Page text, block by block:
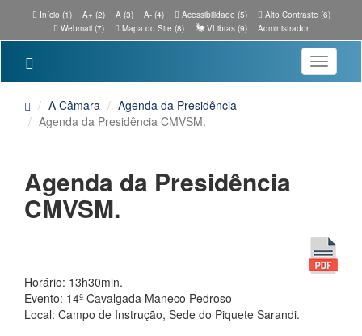
Início (1) A+ (2) A (3) A- (4) Acessibilidade (5)
Alto Contraste (6)
Webmail (7)
Mapa do Site (8) VLibras (9) Administrador
Toggle
A Câmara
Agenda da Presidência
Agenda da Presidência CMVSM.
Agenda da Presidência
CMVSM.
Horário: 13h30min.
Evento: 14ª Cavalgada Maneco Pedroso
Local: Campo de Instrução, Sede do Piquete Sarandi.